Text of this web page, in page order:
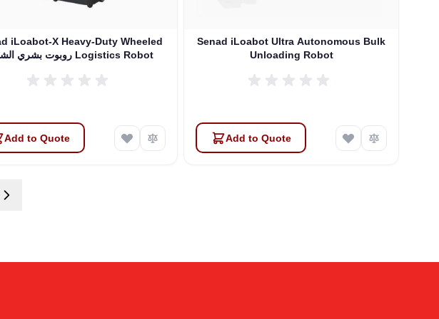
iLoabot-X Heavy-Duty Wheeled
روبوت بشري الشكل Logistics Robot
Add to Quote
Senad iLoabot Ultra Autonomous Bulk
Unloading Robot
Add to Quote